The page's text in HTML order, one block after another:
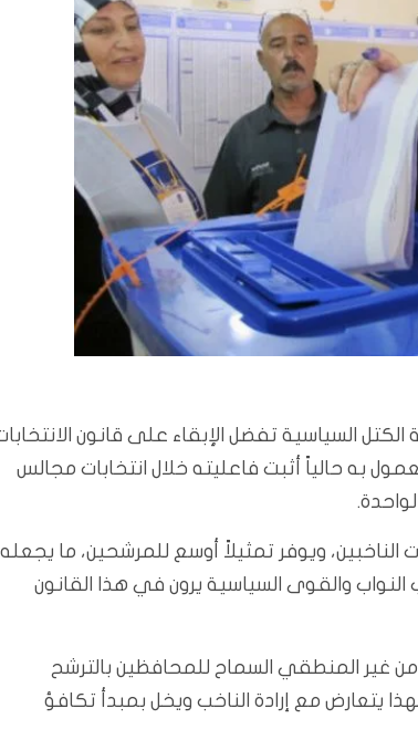
السياسية تفضل الإبقاء على قانون
به حالياً أثبت فاعليته خلال انتخابات مجالس
ويوفر تمثيلاً أوسع للمرشحين، ما يجعله
النواب والقوى السياسية يرون في هذا القانون
غير المنطقي السماح للمحافظين بالترشح
يتعارض مع إرادة الناخب ويخل بمبدأ تكافؤ